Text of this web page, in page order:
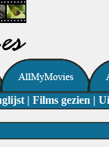
| Films gezien |